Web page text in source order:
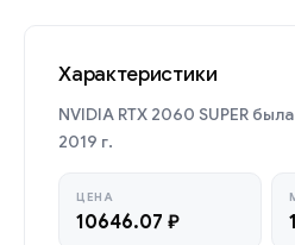
Характеристики
NVIDIA RTX 2060 SUPER
2019 г.
ЦЕНА
10646.07 ₽